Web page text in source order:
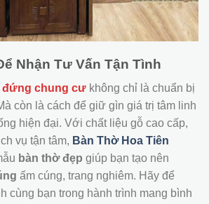
Nhận Tư Vấn Tận Tình
đứng chung cư không chỉ là chuẩn bị
còn là cách để giữ gìn giá trị tâm linh
hiện đại. Với chất liệu gỗ cao cấp,
vụ tận tâm, Bàn Thờ Hoa Tiên
bàn thờ đẹp giúp bạn tạo nên
ấm cúng, trang nghiêm. Hãy để
cùng bạn trong hành trình mang bình